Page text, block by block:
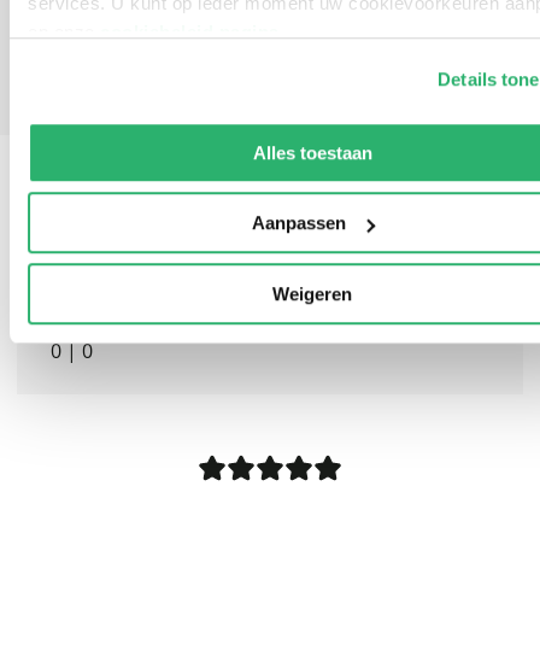
die uw gegevens kunnen
Details
Alles toestaan
Aanpassen
Weigeren
schrijft, staat Karin Slaughter aan de absolute top.
0|0